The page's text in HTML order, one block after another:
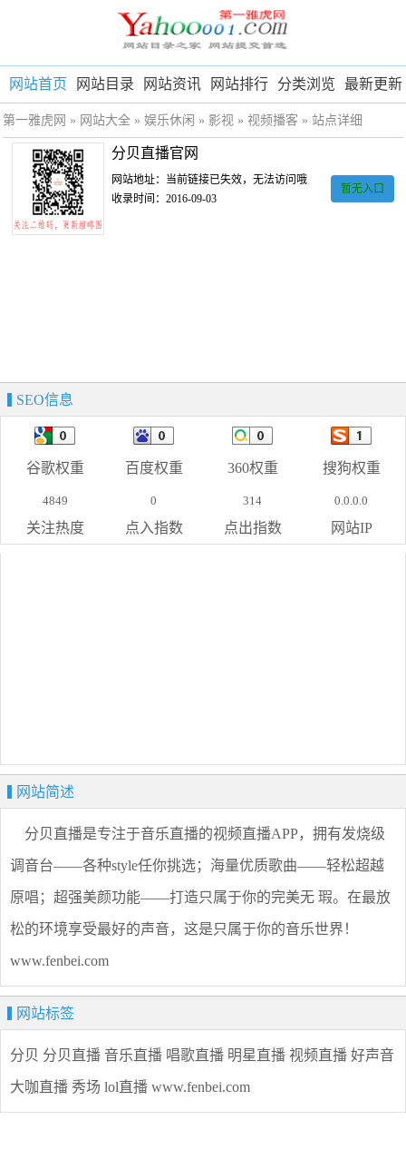
网站首页 网站目录 网站资讯 网站排行 分类浏览 最新更新
第一雅虎网 » 网站大全 » 娱乐休闲 » 影视 » 视频播客 » 站点详细
分贝直播官网
网站地址：当前链接已失效，无法访问哦
收录时间：2016-09-03
暂无入口
SEO信息
谷歌权重 百度权重 360权重 搜狗权重
4849
关注热度
0
点入指数
314
点出指数
0.0.0.0
网站IP
网站简述
分贝直播是专注于音乐直播的视频直播APP，拥有发烧级
调音台——各种style任你挑选；海量优质歌曲——轻松超越
原唱；超强美颜功能——打造只属于你的完美无 瑕。在最放
松的环境享受最好的声音，这是只属于你的音乐世界！
www.fenbei.com
网站标签
分贝 分贝直播 音乐直播 唱歌直播 明星直播 视频直播 好声音
大咖直播 秀场 lol直播 www.fenbei.com